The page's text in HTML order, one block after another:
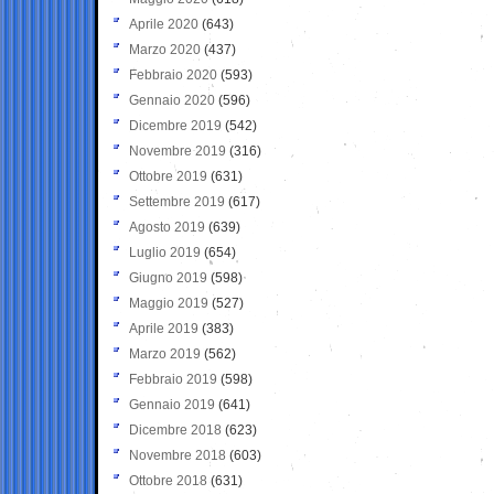
Aprile 2020 (643)
Marzo 2020 (437)
Febbraio 2020 (593)
Gennaio 2020 (596)
Dicembre 2019 (542)
Novembre 2019 (316)
Ottobre 2019 (631)
Settembre 2019 (617)
Agosto 2019 (639)
Luglio 2019 (654)
Giugno 2019 (598)
Maggio 2019 (527)
Aprile 2019 (383)
Marzo 2019 (562)
Febbraio 2019 (598)
Gennaio 2019 (641)
Dicembre 2018 (623)
Novembre 2018 (603)
Ottobre 2018 (631)